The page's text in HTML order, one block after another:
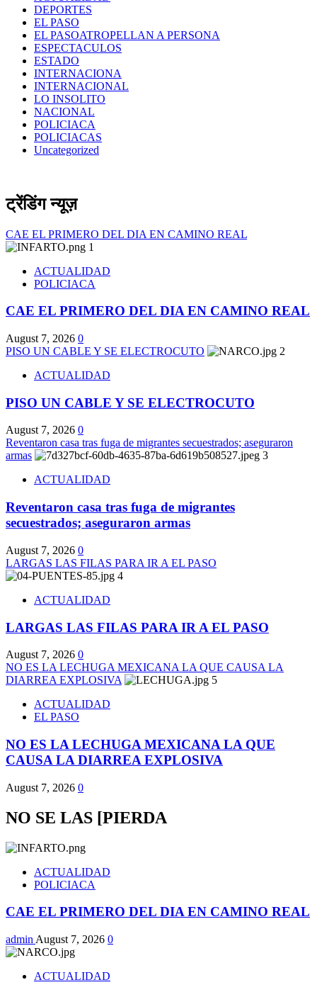
DEPORTES
EL PASO
EL PASOATROPELLAN A PERSONA
ESPECTACULOS
ESTADO
INTERNACIONA
INTERNACIONAL
LO INSOLITO
NACIONAL
POLICIACA
POLICIACAS
Uncategorized
ट्रेंडिंग न्यूज़
CAE EL PRIMERO DEL DIA EN CAMINO REAL
1
ACTUALIDAD
POLICIACA
CAE EL PRIMERO DEL DIA EN CAMINO REAL
August 7, 2026 0
PISO UN CABLE Y SE ELECTROCUTO
2
ACTUALIDAD
PISO UN CABLE Y SE ELECTROCUTO
August 7, 2026 0
Reventaron casa tras fuga de migrantes secuestrados; aseguraron
armas
3
ACTUALIDAD
Reventaron casa tras fuga de migrantes
secuestrados; aseguraron armas
August 7, 2026 0
LARGAS LAS FILAS PARA IR A EL PASO
4
ACTUALIDAD
LARGAS LAS FILAS PARA IR A EL PASO
August 7, 2026 0
NO ES LA LECHUGA MEXICANA LA QUE CAUSA LA
DIARREA EXPLOSIVA
5
ACTUALIDAD
EL PASO
NO ES LA LECHUGA MEXICANA LA QUE
CAUSA LA DIARREA EXPLOSIVA
August 7, 2026 0
NO SE LAS [PIERDA
ACTUALIDAD
POLICIACA
CAE EL PRIMERO DEL DIA EN CAMINO REAL
admin August 7, 2026 0
ACTUALIDAD